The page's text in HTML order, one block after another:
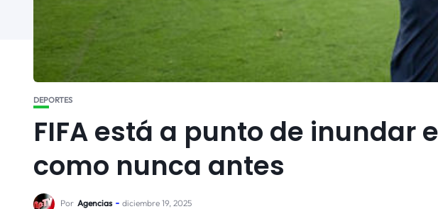
DEPORTES
FIFA está a punto de inundar
como nunca antes
Por Agencias diciembre 19, 2025